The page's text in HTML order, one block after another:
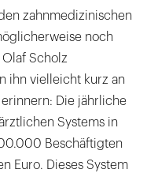
zahnmedizinischen
noch
Scholz
ihn vielleicht kurz an
Die jährliche
Systems in
Beschäftigten
Euro. Dieses System